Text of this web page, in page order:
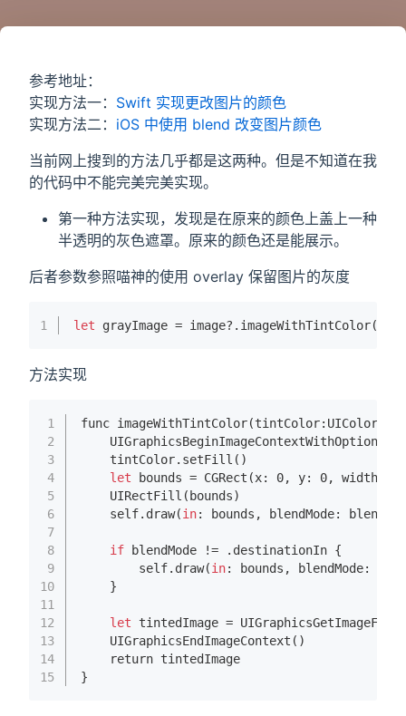
参考地址：
实现方法一： Swift 实现更改图片的颜色
实现方法二： iOS 中使用 blend 改变图片颜色
当前网上搜到的方法几乎都是这两种。但是不知道在我
的代码中不能完美完美实现。
第一种方法实现，发现是在原来的颜色上盖上一种
半透明的灰色遮罩。原来的颜色还是能展示。
后者参数参照喵神的使用 overlay 保留图片的灰度
1 let grayImage = image?.imageWithTintColor(
方法实现
1
2
3
4
5
6
7
8
9
10
11
12
13
14
15
func imageWithTintColor(tintColor:UIColor,
UIGraphicsBeginImageContextWithOptions(
    tintColor.set
Fill()
let bounds = CGRect(x: 0, y: 0, width
UIRectFill( bounds)
    self.draw(
in: bounds, blendMode:
if blendMode != .destinationIn {
        self.draw(
in: bounds, blendMode:
    }
let tintedImage =
UIGraphicsEndImageContext()
    return tintedImage
}